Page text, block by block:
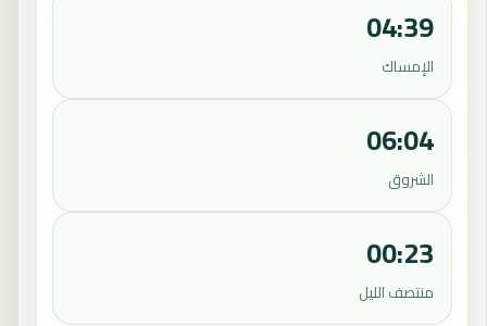
04:39
الإمساك
06:04
الشروق
00:23
منتصف الليل